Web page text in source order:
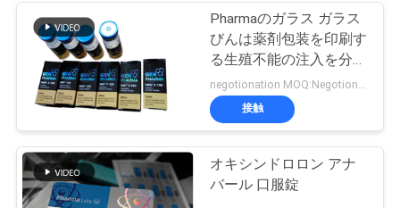
Pharmaのガラス ガラス
びんは薬剤包装を印刷す
る生殖不能の注入を分類
します
接触
オキシンドロロン アナ
バール 口服錠